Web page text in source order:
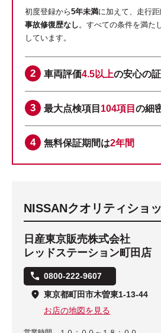
初度登録から5年未満に加えて、走行
事故修復歴なし。すべての条件を満た
しています。
車両評価4.5以上の安心の証
最大点検項目 104項目 の細
無料保証期間は2年間
NISSANクオリティショ
日産東京販売株式会社
レッドステーション町田店
0800-222-9607
東京都町田市木曽東1-13-44
お店の地図を見る